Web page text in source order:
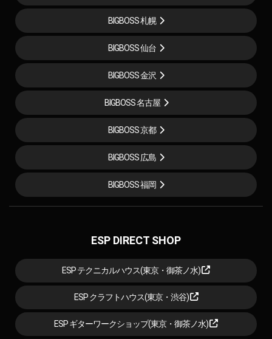
BIGBOSS 札幌
BIGBOSS 仙台
BIGBOSS 金沢
BIGBOSS 名古屋
BIGBOSS 京都
BIGBOSS 広島
BIGBOSS 福岡
ESP DIRECT SHOP
ESP テクニカルハウス(東京・御茶ノ水)
ESP クラフトハウス(東京・渋谷)
ESP ギターワークショップ(東京・御茶ノ水)